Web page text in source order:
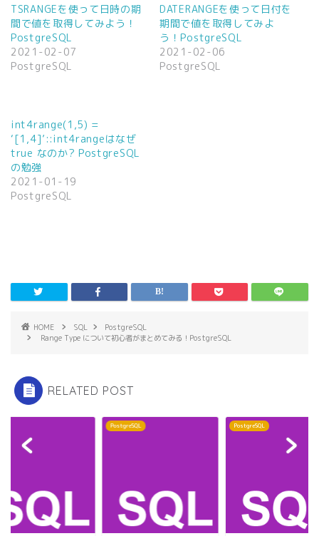
t
e
r
で
共
有
(
新
ン
ド
ウ
で
開
き
ま
す
)
有
す
る
に
は
ク
リ
ッ
だ
さ
い
(
新
ウ
ィ
ン
TSRANGEを使って日時の期
間で値を取得してみよう！
PostgreSQL
2021-02-07
PostgreSQL
DATERANGEを使って日付を
期間で値を取得してみよ
う！PostgreSQL
2021-02-06
PostgreSQL
int4range(1,5) =
‘[1,4]’::int4rangeはなぜ
true なのか? PostgreSQL
の勉強
2021-01-19
PostgreSQL
HOME SQL
PostgreSQL
Range Type について初心者がまとめてみる！PostgreSQL
RELATED POST
PostgreSQL PostgreSQL